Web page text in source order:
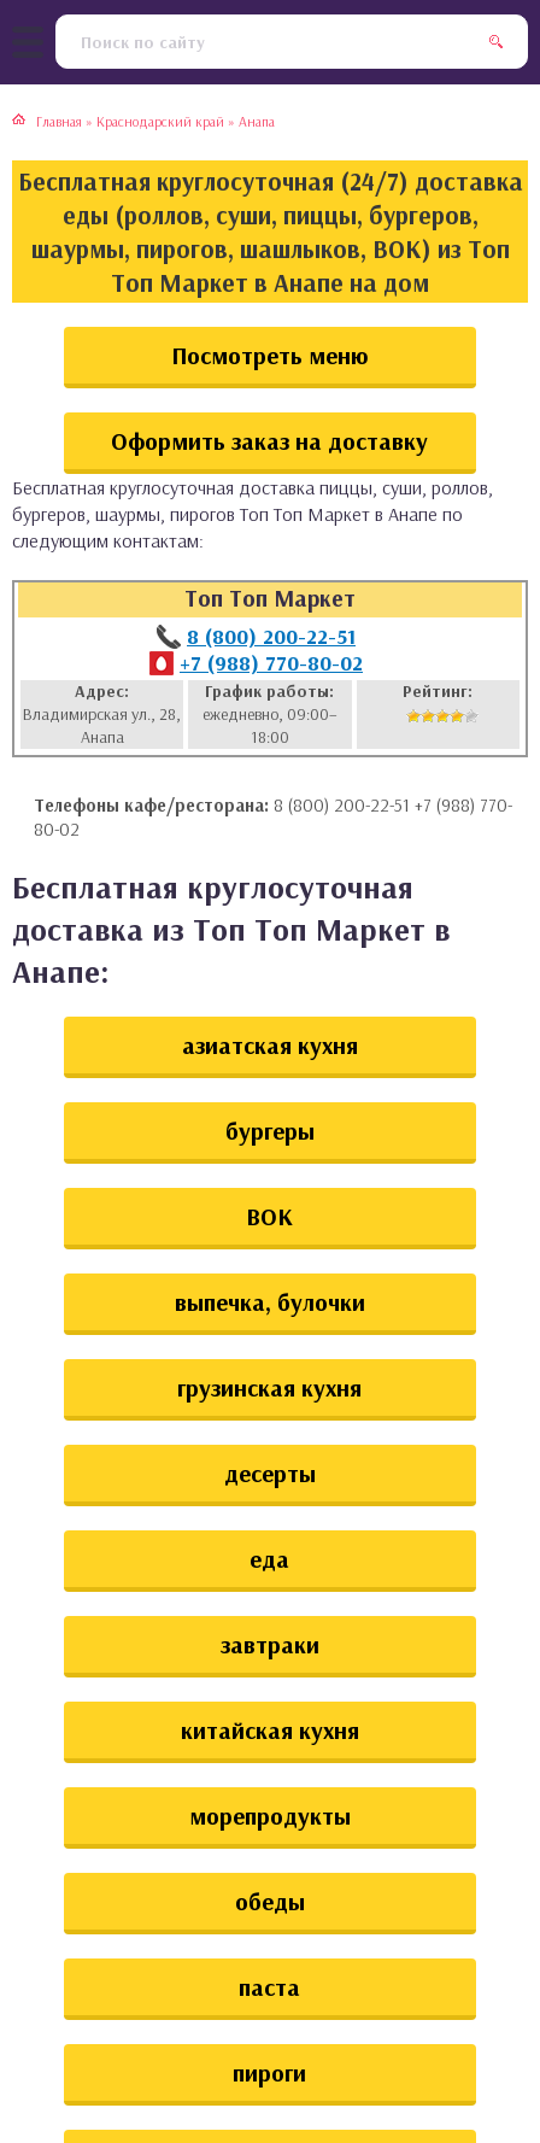
Главная » Краснодарский край » Анапа
Бесплатная круглосуточная (24/7) доставка
еды (роллов, суши, пиццы, бургеров,
шаурмы, пирогов, шашлыков, ВОК) из Топ
Топ Маркет в Анапе на дом
Посмотреть меню
Оформить заказ на доставку
Бесплатная круглосуточная доставка пиццы, суши, роллов,
бургеров, шаурмы, пирогов Топ Топ Маркет в Анапе по
следующим контактам:
Топ Топ Маркет
8 (800) 200-22-51
+7 (988) 770-80-02
Адрес:
Владимирская ул., 28,
Анапа
График работы:
ежедневно, 09:00–
18:00
Рейтинг:
Телефоны кафе/ресторана: 8 (800) 200-22-51 +7 (988) 770-
80-02
Бесплатная круглосуточная
доставка из Топ Топ Маркет в
Анапе:
азиатская кухня
бургеры
ВОК
выпечка, булочки
грузинская кухня
десерты
еда
завтраки
китайская кухня
морепродукты
обеды
паста
пироги
кухня
кухня
кухня
кухня
булочки